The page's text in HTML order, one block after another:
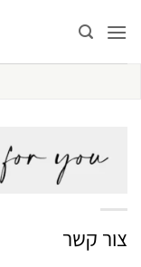
צור קשר